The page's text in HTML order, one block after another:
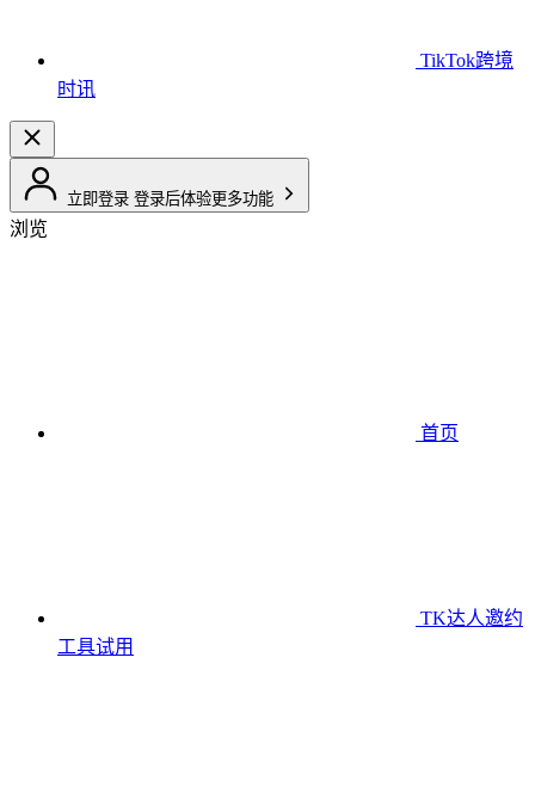
TikTok跨境
时讯
立即登录 登录后体验更多功能
浏览
首页
TK达人邀约
工具试用